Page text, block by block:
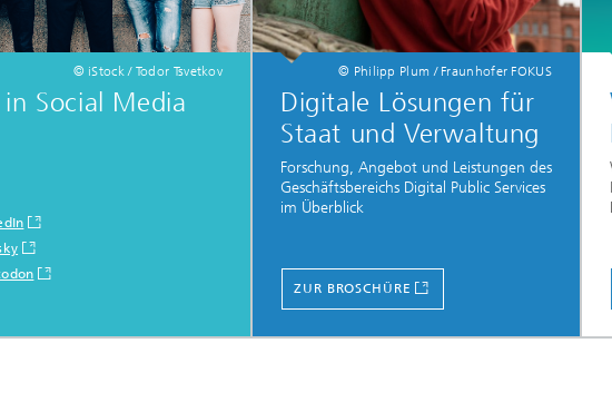
© iStock / Todor Tsvetkov
in Social Media
© Philipp Plum / Fraunhofer FOKUS
Digitale Lösungen für
Staat und Verwaltung
Forschung, Angebot und Leistungen des
Geschäftsbereichs Digital Public Services
im Überblick
ZUR BROSCHÜRE